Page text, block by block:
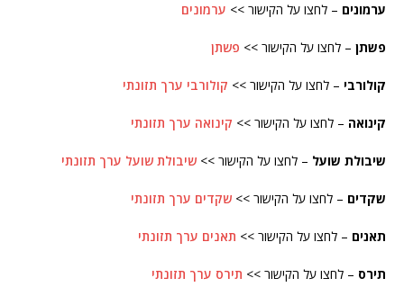
ערמונים – לחצו על הקישור >> ערמונים
פשתן – לחצו על הקישור >> פשתן
קולורבי – לחצו על הקישור >> קולורבי ערך תזונתי
קינואה – לחצו על הקישור >> קינואה ערך תזונתי
שיבולת שועל – לחצו על הקישור >> שיבולת שועל ערך תזונתי
שקדים – לחצו על הקישור >> שקדים ערך תזונתי
תאנים – לחצו על הקישור >> תאנים ערך תזונתי
תירס – לחצו על הקישור >> תירס ערך תזונתי